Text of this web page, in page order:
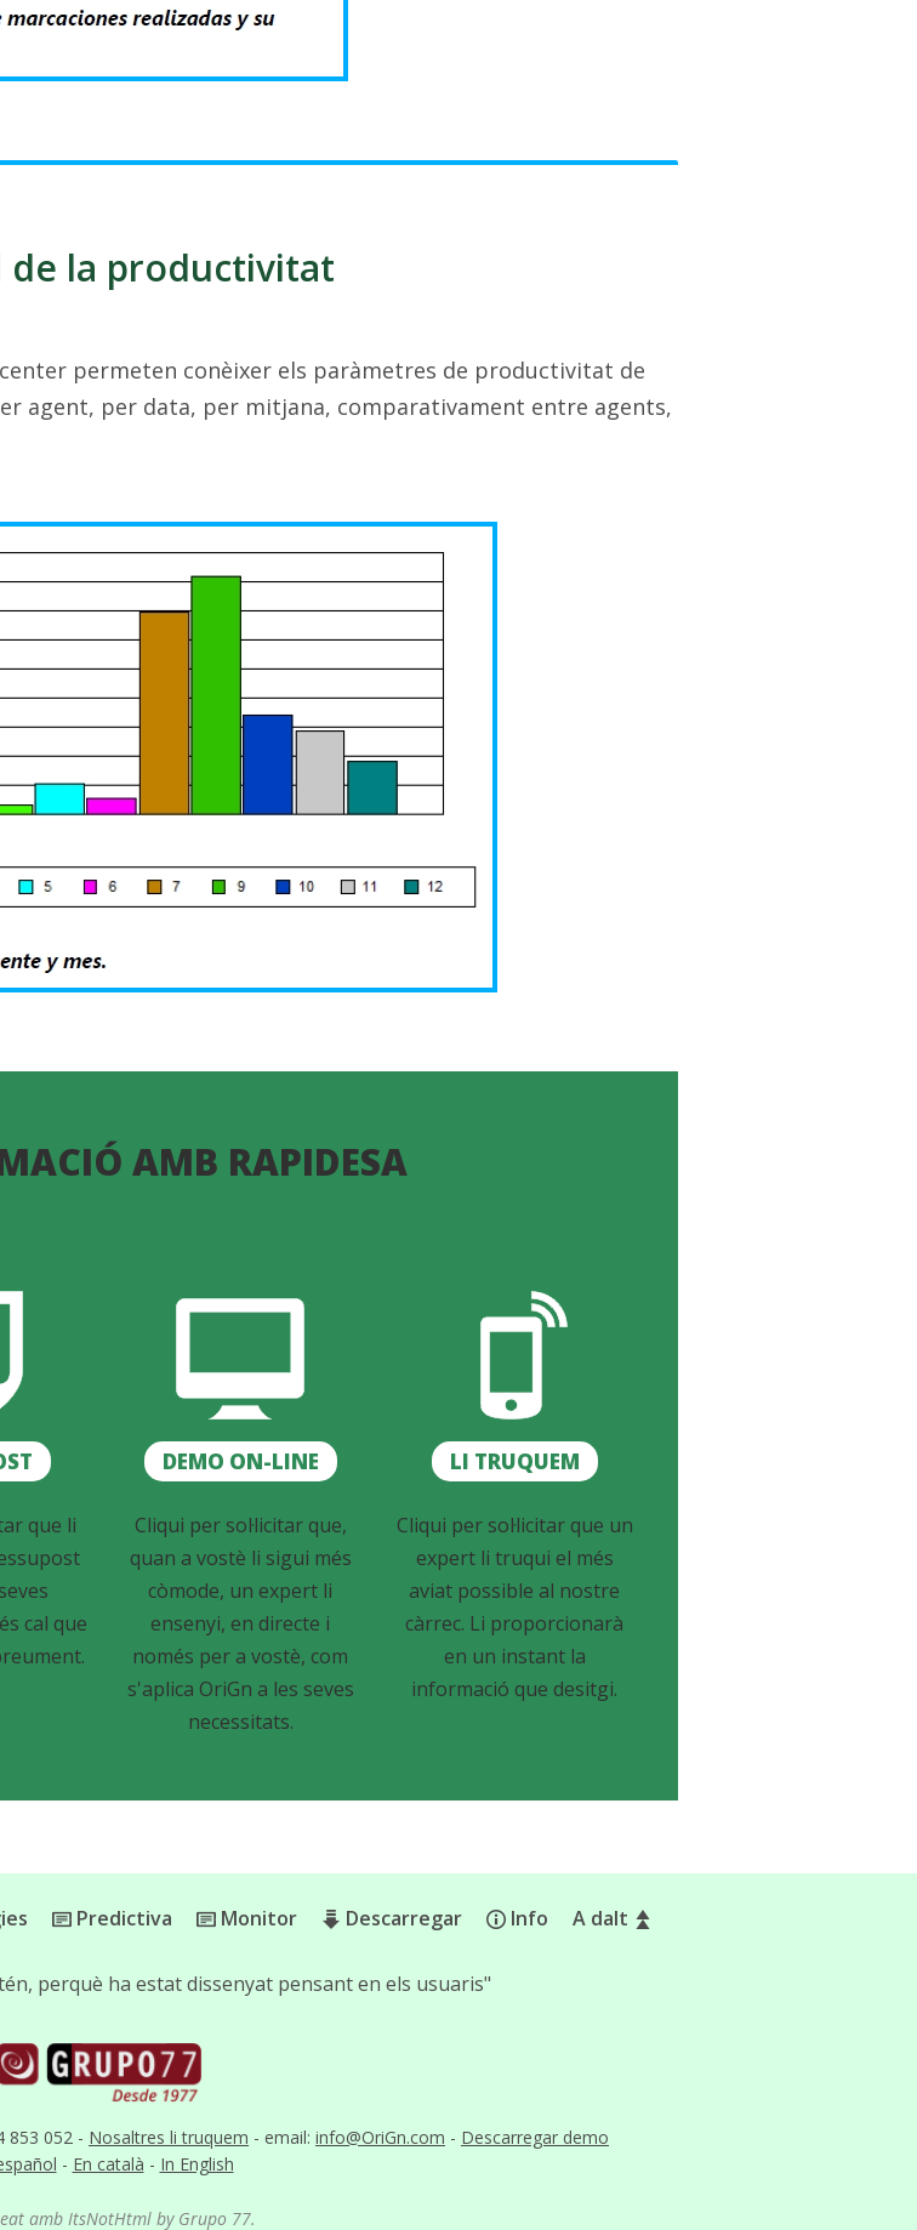
de la productivitat
permeten conèixer els paràmetres de productivitat de
agent, per data, per mitjana, comparativament entre agents,
AMB RAPIDESA
DEMO ON-LINE LI TRUQUEM
que li
cal que
Cliqui per sol·licitar que,
quan a vostè li sigui més
còmode, un expert li
ensenyi, en directe i
només per a vostè, com
s'aplica OriGn a les seves
necessitats.
Cliqui per sol·licitar que un
expert li truqui el més
aviat possible al nostre
càrrec. Li proporcionarà
en un instant la
informació que desitgi.
Predictiva Monitor Descarregar Info A dalt
853 052 - Nosaltres li truquem - email: info@OriGn.com - Descarregar demo
- En català - In English
perquè ha estat dissenyat pensant en els usuaris"
amb ItsNotHtml by Grupo 77.